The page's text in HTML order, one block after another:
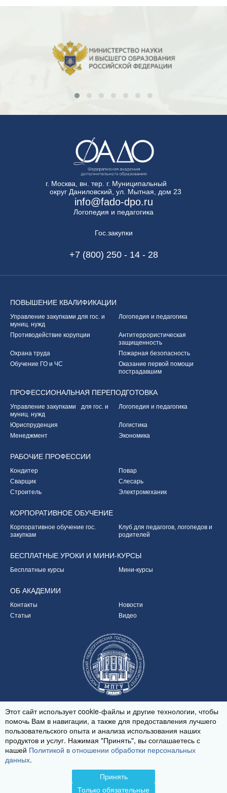
г. Москва, вн. тер. г. Муниципальный
округ Даниловский, ул. Мытная, дом 23
info@fado-dpo.ru
Логопедия и педагогика
Гос.закупки
+7 (800) 250 - 14 - 28
ПОВЫШЕНИЕ КВАЛИФИКАЦИИ
Управление закупками для гос. и
муниц. нужд
Логопедия и педагогика
Противодействие корупции
Антитеррористическая
защищенность
Охрана труда
Пожарная безопасность
Обучение ГО и ЧС
Оказание первой помощи
пострадавшим
ПРОФЕССИОНАЛЬНАЯ ПЕРЕПОДГОТОВКА
Управление закупками для гос. и
муниц. нужд
Логопедия и педагогика
Юриспруденция
Логистика
Менеджмент
Экономика
РАБОЧИЕ ПРОФЕССИИ
Кондитер
Повар
Сварщик
Слесарь
Строитель
Электромеханик
КОРПОРАТИВНОЕ ОБУЧЕНИЕ
Корпоративное обучение гос.
закупкам
Клуб для педагогов, логопедов и
родителей
БЕСПЛАТНЫЕ УРОКИ И МИНИ-КУРСЫ
Бесплатные курсы Мини-курсы
ОБ АКАДЕМИИ
Контакты
Новости
Статьи
Видео
© 2020-2026
Политика обработки персональных данных
Этот сайт использует cookie-файлы и другие технологии, чтобы
помочь Вам в навигации, а также для предоставления лучшего
пользовательского опыта и анализа использования наших
продуктов и услуг. Нажимая "Принять", вы соглашаетесь с
нашей Политикой в отношении обработки персональных
данных.
Принять
Только обязательные